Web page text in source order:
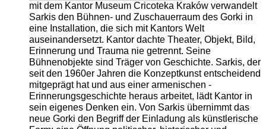
mit dem Kantor Museum Cricoteka Kraków verwandelt
Sarkis den Bühnen- und Zuschauerraum des Gorki in
eine Installation, die sich mit Kantors Welt
auseinandersetzt. Kantor dachte Theater, Objekt, Bild,
Erinnerung und Trauma nie getrennt. Seine
Bühnenobjekte sind Träger von Geschichte. Sarkis, der
seit den 1960er Jahren die Konzeptkunst entscheidend
mitgeprägt hat und aus einer armenischen ­
Erinnerungsgeschichte heraus arbeitet, lädt Kantor in
sein eigenes Denken ein. Von Sarkis übernimmt das
neue Gorki den Begriff der Einladung als künstlerische